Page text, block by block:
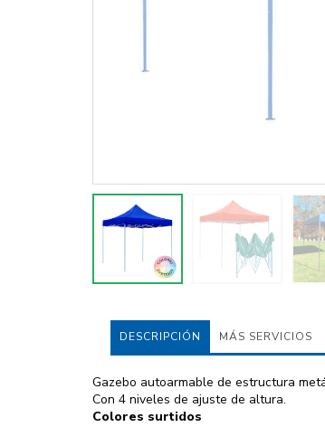
DESCRIPCIÓN MÁS SERVICIOS
Gazebo autoarmable de estructura
Con 4 niveles de ajuste de altura.
Colores surtidos